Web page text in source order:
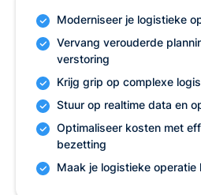
Moderniseer je logistieke
Vervang verouderde
verstoring
Krijg grip op complexe
Stuur op realtime data en
Optimaliseer kosten met
bezetting
Maak je logistieke